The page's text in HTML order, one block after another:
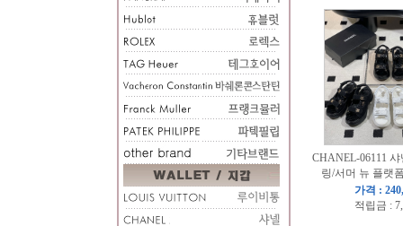
CHANEL-06111 샤
링/서머 뉴 플랫
가격 :
적립금 :